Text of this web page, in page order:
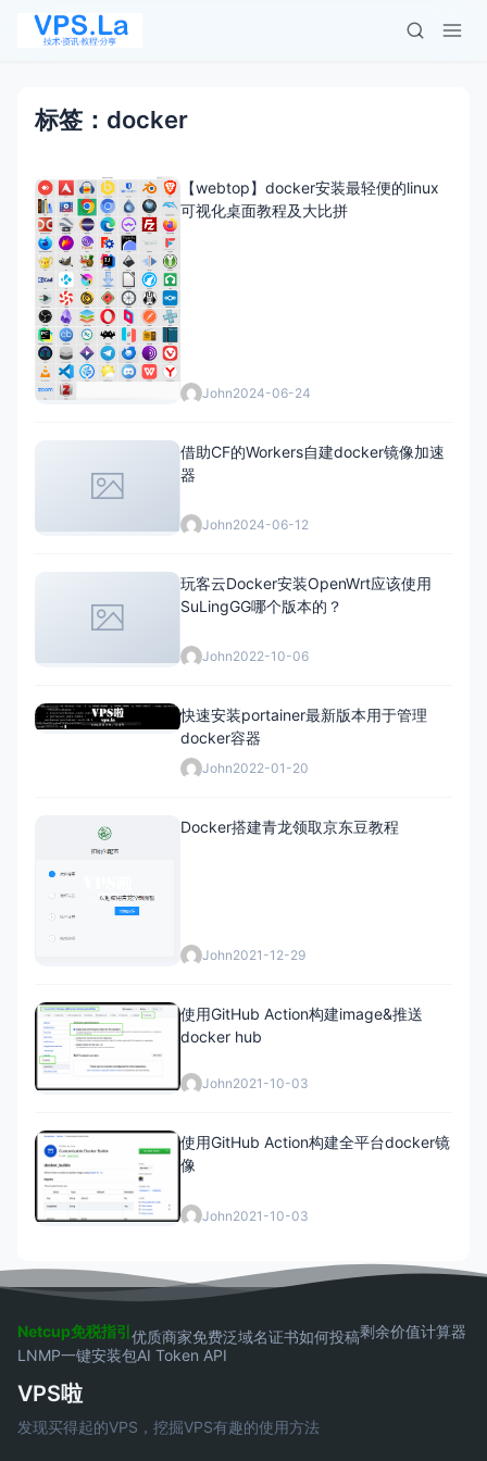
标签：docker
【webtop】docker安装最轻便的linux
可视化桌面教程及大比拼
John2024-06-24
借助CF的Workers自建docker镜像加速
器
John2024-06-12
玩客云Docker安装OpenWrt应该使用
SuLingGG哪个版本的？
John2022-10-06
快速安装portainer最新版本用于管理
docker容器
John2022-01-20
Docker搭建青龙领取京东豆教程
John2021-12-29
使用GitHub Action构建image&推送
docker hub
John2021-10-03
使用GitHub Action构建全平台docker镜
像
John2021-10-03
Netcup免税指引优质商家免费泛域名证书如何投稿剩余价值计算器
LNMP一键安装包AI Token API
VPS啦
发现买得起的VPS，挖掘VPS有趣的使用方法